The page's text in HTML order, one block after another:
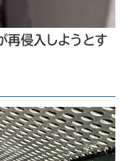
再侵入しようとす